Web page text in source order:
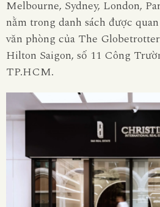
Melbourne, Sydney, London,
nằm trong danh sách được
văn phòng của The
Hilton Saigon, số 11 Công
TP.HCM.